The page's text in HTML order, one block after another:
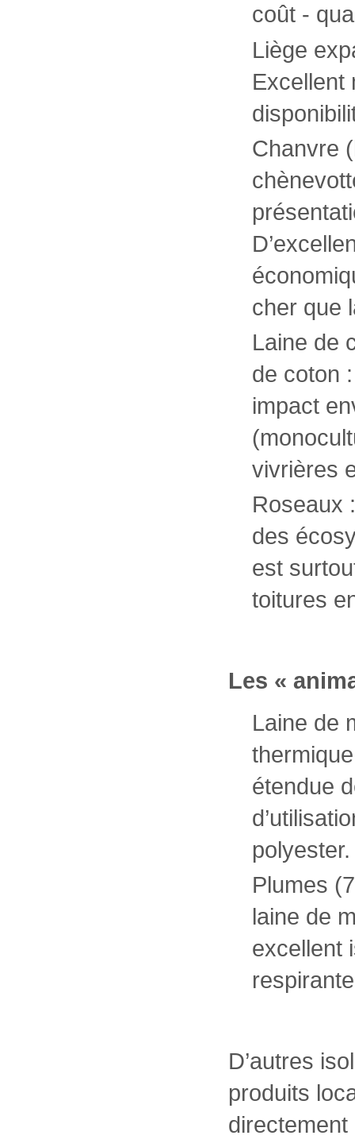
coût -
Liège
Excellent
Chanvre
cher que
Laine de
de coton
impact
vivrières
Roseaux
des
est
toitures
Les «
Laine de
étendue
Plumes
laine de
excellent
D’autres
produits